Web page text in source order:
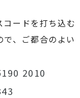
ードを打ち込む
、ご都合のよい
2010